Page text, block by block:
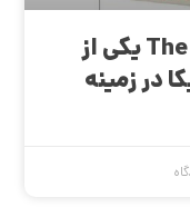
خلاصه کتاب The Fast Diet یکی از
در زمینه